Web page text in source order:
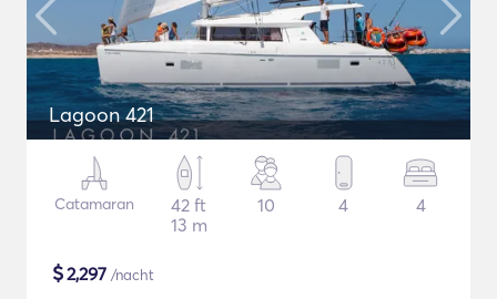
Lagoon 421
Catamaran
42 ft
13 m
10 4 4
$2,297 /nacht